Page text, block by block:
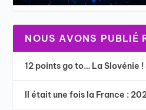
NOUS AVONS PUBLIÉ
12 points go to… La Slovénie
Il était une fois la France :